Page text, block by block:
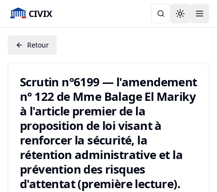
CIVIX Toggle
Retour
Scrutin n°6199 — l'amendement
n° 122 de Mme Balage El Mariky
à l'article premier de la
proposition de loi visant à
renforcer la sécurité, la
rétention administrative et la
prévention des risques
d'attentat (première lecture).